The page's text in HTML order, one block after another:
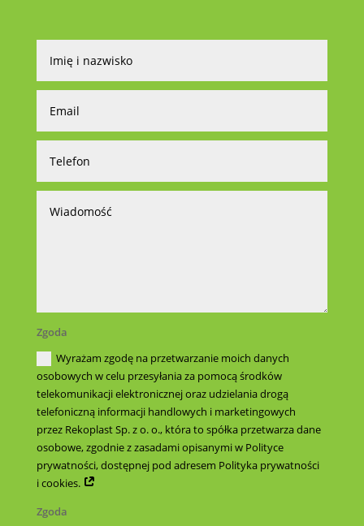
Zgoda
Wyrażam zgodę na przetwarzanie moich danych
osobowych w celu przesyłania za pomocą środków
telekomunikacji elektronicznej oraz udzielania drogą
telefoniczną informacji handlowych i marketingowych
przez Rekoplast Sp. z o. o., która to spółka przetwarza dane
osobowe, zgodnie z zasadami opisanymi w Polityce
prywatności, dostępnej pod adresem Polityka prywatności
i cookies.
Zgoda